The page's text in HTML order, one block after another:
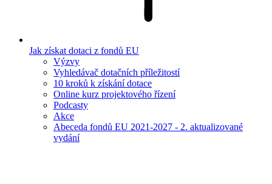
Jak získat dotaci z fondů EU
Výzvy
Vyhledávač dotačních příležitostí
10 kroků k získání dotace
Online kurz projektového řízení
Podcasty
Akce
Abeceda fondů EU 2021-2027 - 2. aktualizované
vydání